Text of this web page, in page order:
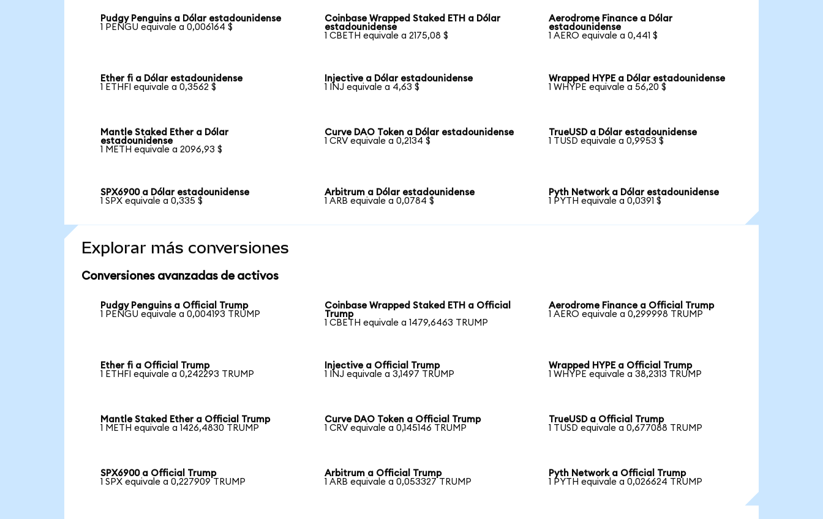
Pudgy Penguins a Dólar estadounidense
1 PENGU equivale a 0,006164 $
Coinbase Wrapped Staked ETH a Dólar
estadounidense
1 CBETH equivale a 2175,08 $
Aerodrome Finance a Dólar
estadounidense
1 AERO equivale a 0,441 $
Ether fi a Dólar estadounidense
1 ETHFI equivale a 0,3562 $
Injective a Dólar estadounidense
1 INJ equivale a 4,63 $
Wrapped HYPE a Dólar estadounidense
1 WHYPE equivale a 56,20 $
Mantle Staked Ether a Dólar
estadounidense
1 METH equivale a 2096,93 $
Curve DAO Token a Dólar estadounidense
1 CRV equivale a 0,2134 $
TrueUSD a Dólar estadounidense
1 TUSD equivale a 0,9953 $
SPX6900 a Dólar estadounidense
1 SPX equivale a 0,335 $
Arbitrum a Dólar estadounidense
1 ARB equivale a 0,0784 $
Pyth Network a Dólar estadounidense
1 PYTH equivale a 0,0391 $
Explorar más conversiones
Conversiones avanzadas de activos
Pudgy Penguins a Official Trump
1 PENGU equivale a 0,004193 TRUMP
Coinbase Wrapped Staked ETH a Official
Trump
1 CBETH equivale a 1479,6463 TRUMP
Aerodrome Finance a Official Trump
1 AERO equivale a 0,299998 TRUMP
Ether fi a Official Trump
1 ETHFI equivale a 0,242293 TRUMP
Injective a Official Trump
1 INJ equivale a 3,1497 TRUMP
Wrapped HYPE a Official Trump
1 WHYPE equivale a 38,2313 TRUMP
Mantle Staked Ether a Official Trump
1 METH equivale a 1426,4830 TRUMP
Curve DAO Token a Official Trump
1 CRV equivale a 0,145146 TRUMP
TrueUSD a Official Trump
1 TUSD equivale a 0,677088 TRUMP
SPX6900 a Official Trump
1 SPX equivale a 0,227909 TRUMP
Arbitrum a Official Trump
1 ARB equivale a 0,053327 TRUMP
Pyth Network a Official Trump
1 PYTH equivale a 0,026624 TRUMP